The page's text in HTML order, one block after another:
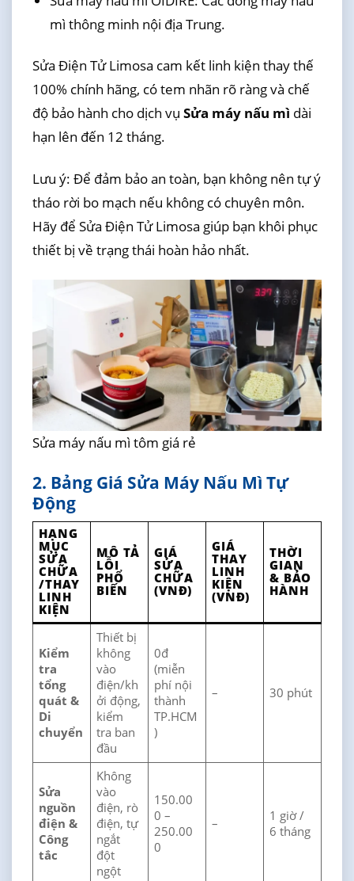
mì thông minh nội địa Trung.
Sửa Điện Tử Limosa cam kết linh kiện thay thế
100% chính hãng, có tem nhãn rõ ràng và chế
độ bảo hành cho dịch vụ Sửa máy nấu mì dài
hạn lên đến 12 tháng.
Lưu ý: Để đảm bảo an toàn, bạn không nên tự ý
tháo rời bo mạch nếu không có chuyên môn.
Hãy để Sửa Điện Tử Limosa giúp bạn khôi phục
thiết bị về trạng thái hoàn hảo nhất.
Sửa máy nấu mì tôm giá rẻ
2. Bảng Giá Sửa Máy Nấu Mì Tự
Động
HẠNG
MỤC
SỬA
CHỮA
/THAY
LINH
KIỆN
MÔ TẢ
LỖI
PHỔ
BIẾN
GIÁ
SỬA
CHỮA
(VNĐ)
GIÁ
THAY
LINH
KIỆN
(VNĐ)
THỜI
GIAN
& BẢO
HÀNH
Kiểm
tra
tổng
quát &
Di
chuyển
Thiết bị
không
vào
điện/kh
ởi động,
kiểm
tra ban
đầu
0đ
(miễn
phí nội
thành
TP.HCM
)
– 30 phút
Sửa
nguồn
điện &
Công
tắc
Không
vào
điện, rò
điện, tự
ngắt
đột
ngột
150.00
0 –
250.00
0
–
1 giờ /
6 tháng